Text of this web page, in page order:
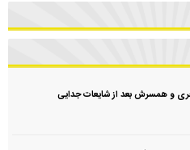
و همسرش بعد از شایعات جدایی